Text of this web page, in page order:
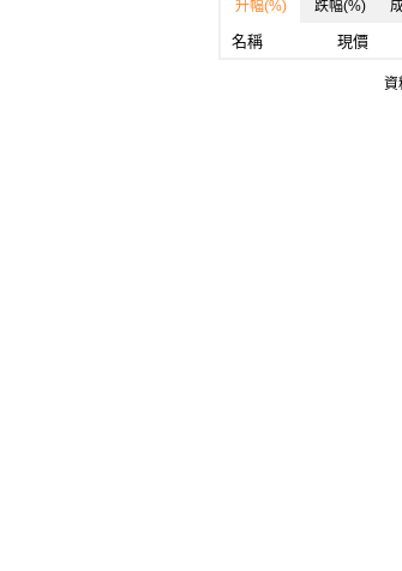
升幅(%) 跌幅(%)
名稱 現價
資